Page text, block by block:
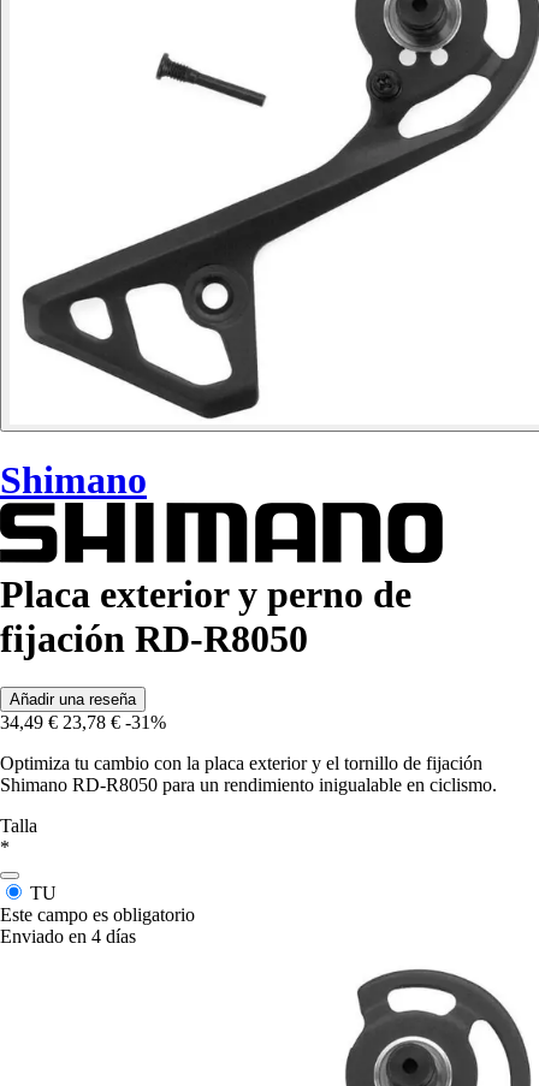
Shimano
Placa exterior y perno de
fijación RD-R8050
Añadir una reseña
34,49 € 23,78 € -31%
Optimiza tu cambio con la placa exterior y el tornillo de fijación
Shimano RD-R8050 para un rendimiento inigualable en ciclismo.
Talla
*
TU
Este campo es obligatorio
Enviado en 4 días